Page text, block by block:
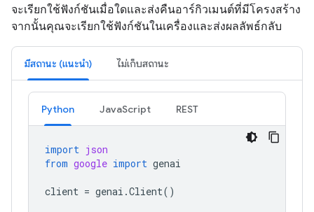
จะเรียกใช้ฟังก์ชันเมื่อใดและส่งคืนอาร์กิวเมนต์ที่มีโครงสร้าง
จากนั้นคุณจะเรียกใช้ฟังก์ชันในเครื่องและส่งผลลัพธ์กลับ
มีสถานะ (แนะนำ) ไม่เก็บสถานะ
Python JavaScript REST
import json
from google import genai
client = genai .Client()